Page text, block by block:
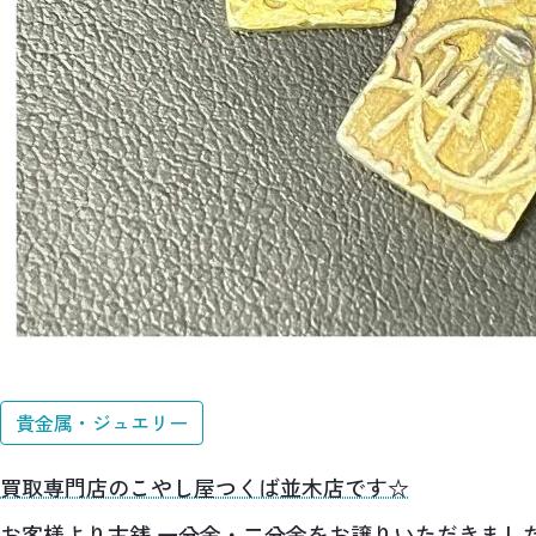
貴金属・ジュエリー
買取専門店のこやし屋つくば並木店です☆